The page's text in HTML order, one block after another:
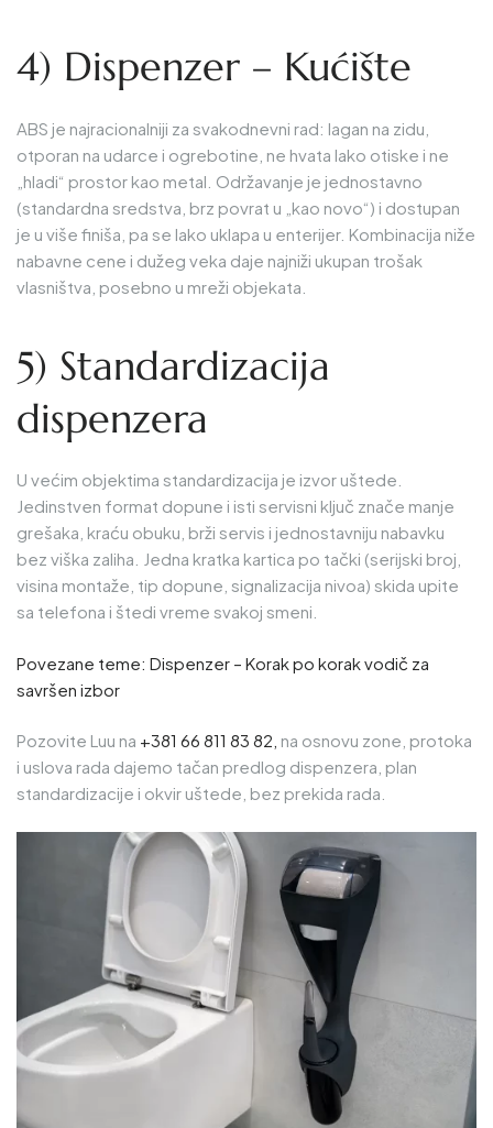
4) Dispenzer – Kućište
ABS je najracionalniji za svakodnevni rad: lagan na zidu,
otporan na udarce i ogrebotine, ne hvata lako otiske i ne
„hladi“ prostor kao metal. Održavanje je jednostavno
(standardna sredstva, brz povrat u „kao novo“) i dostupan
je u više finiša, pa se lako uklapa u enterijer. Kombinacija niže
nabavne cene i dužeg veka daje najniži ukupan trošak
vlasništva, posebno u mreži objekata.
5) Standardizacija
dispenzera
U većim objektima standardizacija je izvor uštede.
Jedinstven format dopune i isti servisni ključ znače manje
grešaka, kraću obuku, brži servis i jednostavniju nabavku
bez viška zaliha. Jedna kratka kartica po tački (serijski broj,
visina montaže, tip dopune, signalizacija nivoa) skida upite
sa telefona i štedi vreme svakoj smeni.
Povezane teme: Dispenzer – Korak po korak vodič za
savršen izbor
Pozovite Luu na +381 66 811 83 82 na osnovu zone, protoka
i uslova rada dajemo tačan predlog dispenzera, plan
standardizacije i okvir uštede, bez prekida rada.